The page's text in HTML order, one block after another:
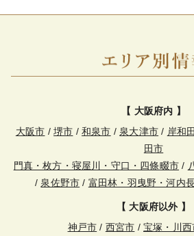
【 大阪府内 】
大阪市 /堺市 /和泉市 / 泉大津市 / 岸和
田市
門真・枚方・寝屋川・守口・四條畷市 /
/ 泉佐野市 / 富田林・羽曳野・河内
【 大阪府以外 】
神戸市 / 西宮市 / 宝塚・川西